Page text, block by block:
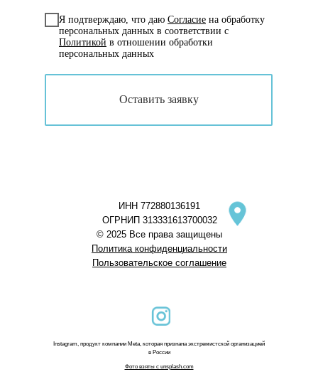
Я подтверждаю, что даю Согласие на обработку
персональных данных в соответствии с
Политикой в отношении обработки
персональных данных
Оставить заявку
ИНН 772880136191
ОГРНИП 313331613700032
© 2025 Все права защищены
Политика конфиденциальности
Пользовательское соглашение
Instagram, продукт компании Meta, которая признана экстремистской организацией
в России
Фото взяты с unsplash.com